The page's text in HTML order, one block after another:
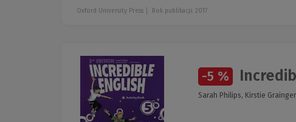
Oxford University Press Rok publikacji: 2017
-5 %
Sarah Philips, Kirstie